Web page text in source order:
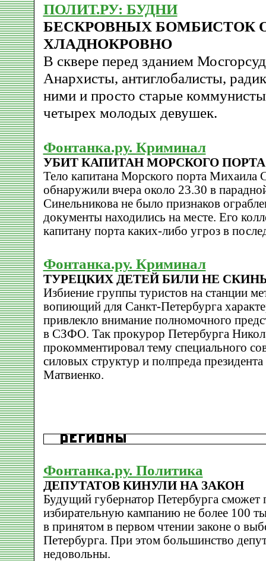
ПОЛИТ.РУ: БУДНИ
БЕСКРОВНЫХ БОМБИСТОК
ХЛАДНОКРОВНО
В сквере перед зданием
Анархисты, антиглобалисты,
ними и просто старые
четырех молодых девушек.
Фонтанка.ру. Криминал
УБИТ КАПИТАН МОРСКОГО ПОРТА
Тело капитана Морского порта Михаила
обнаружили вчера около 23.30 в
Синельникова не было признаков
документы находились на месте. Его
капитану порта каких-либо угроз в
Фонтанка.ру. Криминал
ТУРЕЦКИХ ДЕТЕЙ БИЛИ НЕ
Избиение группы туристов на станции
вопиющий для Санкт-Петербурга
привлекло внимание полномочного
в СЗФО. Так прокурор Петербурга
прокомментировал тему специального
силовых структур и полпреда
Матвиенко.
Фонтанка.ру. Политика
ДЕПУТАТОВ КИНУЛИ НА ЗАКОН
Будущий губернатор Петербурга сможет
избирательную кампанию не более 100
в принятом в первом чтении законе о
Петербурга. При этом большинство
недовольны.